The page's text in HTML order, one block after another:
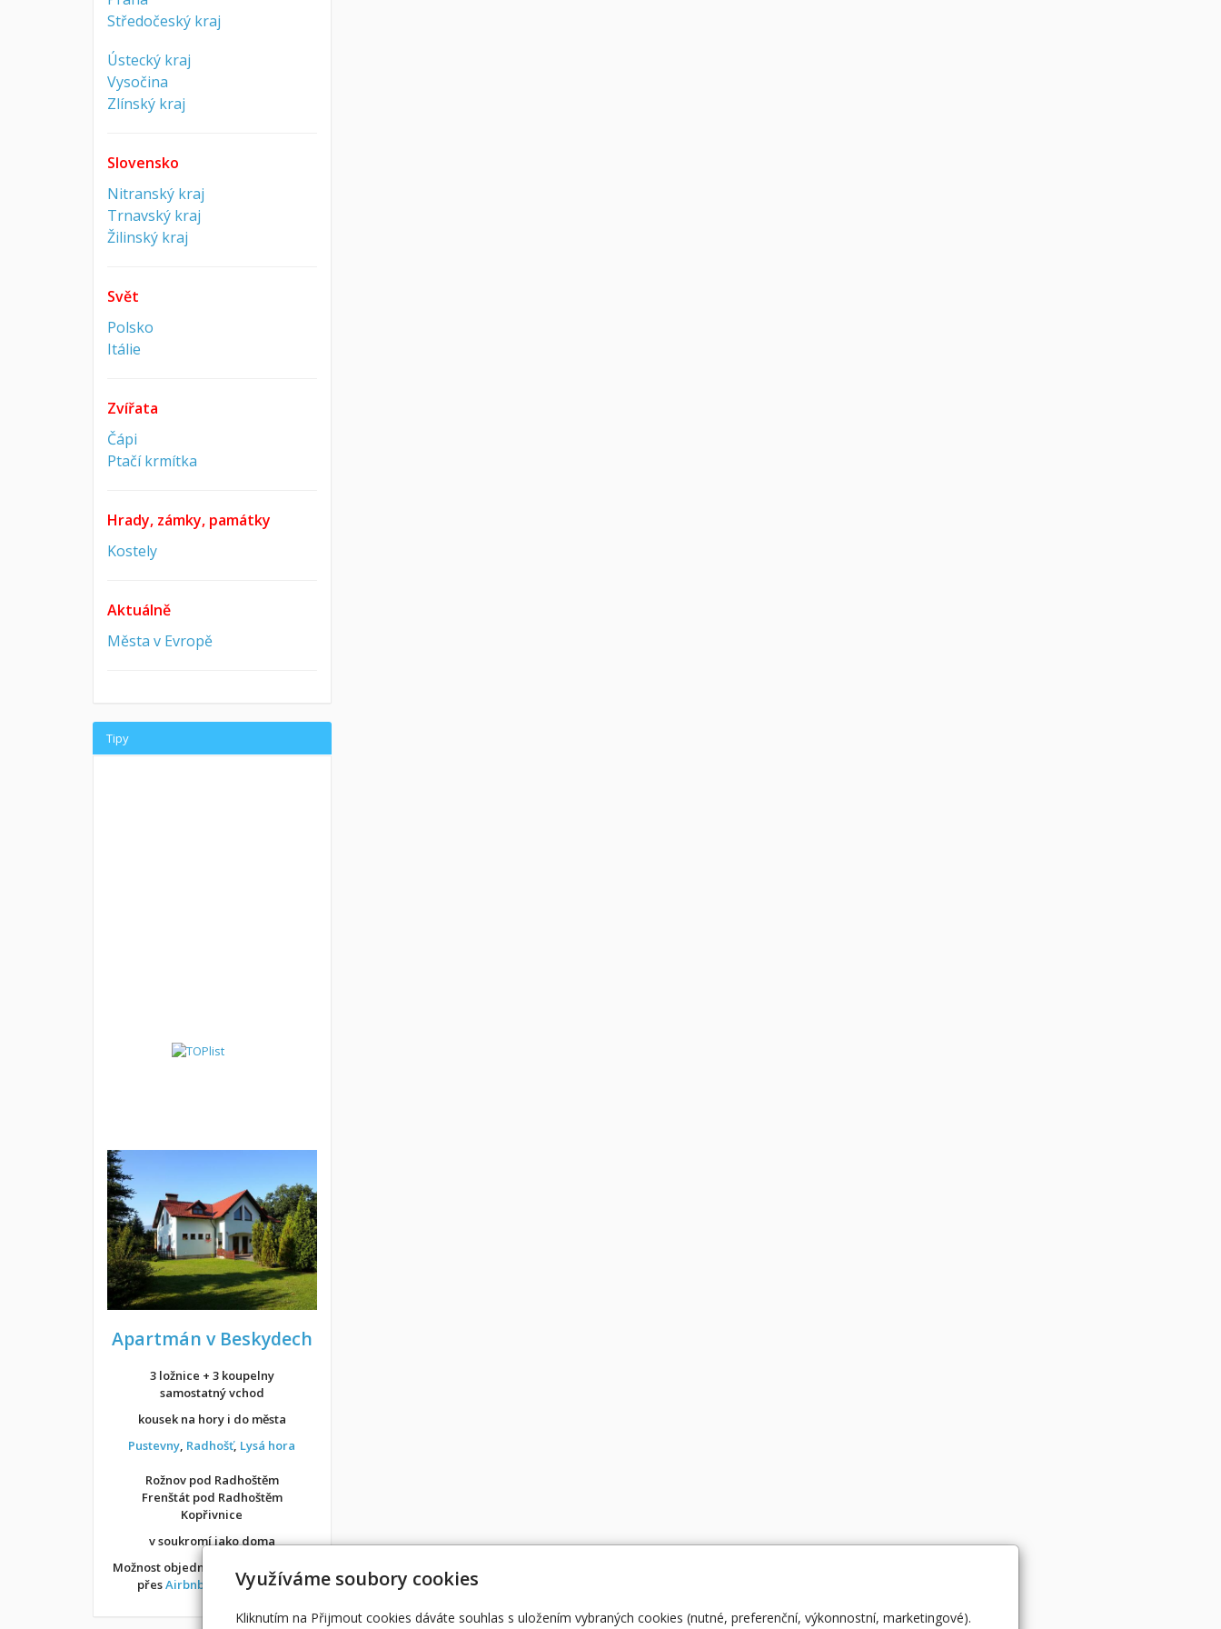
Středočeský kraj
Ústecký kraj
Vysočina
Zlínský kraj
Slovensko
Nitranský kraj
Trnavský kraj
Žilinský kraj
Svět
Polsko
Itálie
Zvířata
Čápi
Ptačí krmítka
Hrady, zámky, památky
Kostely
Aktuálně
Města v Evropě
Tipy
Apartmán v Beskydech
3 ložnice + 3 koupelny
samostatný vchod
kousek na hory i do města
Pustevny, Radhošť, Lysá hora
Rožnov pod Radhoštěm
Frenštát pod Radhoštěm
Kopřivnice
v soukromí jako doma
Možnost objednání ubytování také
přesAirbnb neboBooking
Využíváme soubory cookies
Kliknutím na Přijmout cookies dáváte souhlas s uložením vybraných cookies (nutné, preferenční, výkonnostní, marketingové).